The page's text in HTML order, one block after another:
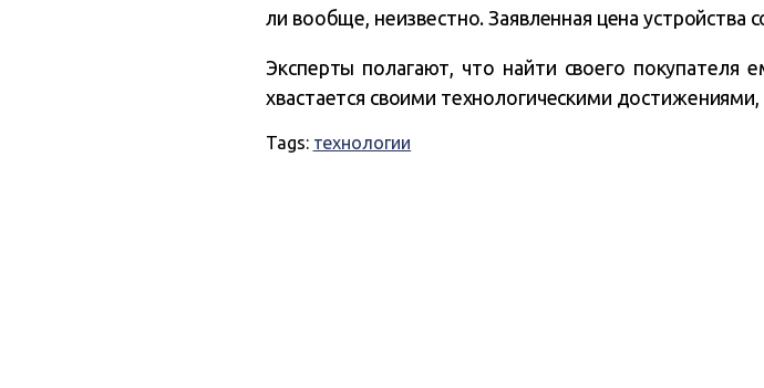
ли вообще, неизвестно. Заявленная цена устройства
Эксперты полагают, что найти своего
хвастается своими технологическими
Tags: технологии